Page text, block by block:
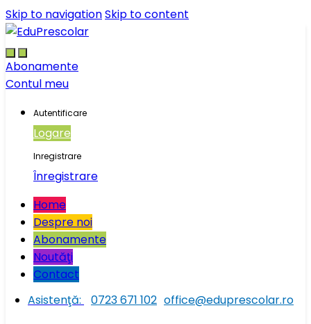
Skip to navigationSkip to content
Abonamente
Contul meu
Autentificare
Logare
Inregistrare
Înregistrare
Home
Despre noi
Abonamente
Noutăţi
Contact
Asistenţă:
0723 671 102 office@eduprescolar.ro